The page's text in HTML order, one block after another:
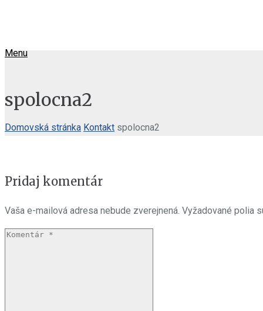
Menu
spolocna2
Domovská stránka Kontakt spolocna2
Pridaj komentár
Vaša e-mailová adresa nebude zverejnená. Vyžadované polia